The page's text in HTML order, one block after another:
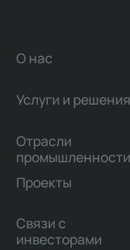
О нас
Услуги и решения
Отрасли
промышленности
Проекты
Связи с
инвесторами